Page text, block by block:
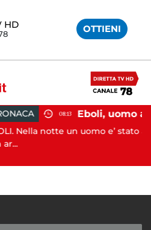
HD OTTIENI
08:13
notte un uomo e’ stato aggredito